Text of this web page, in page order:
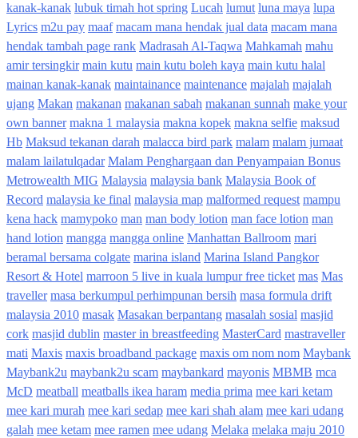
kanak-kanak lubuk timah hot spring Lucah lumut luna maya lupa
Lyrics m2u pay maaf macam mana hendak jual data macam mana
hendak tambah page rank Madrasah Al-Taqwa Mahkamah mahu
amir tersingkir main kutu main kutu boleh kaya main kutu halal
mainan kanak-kanak maintainance maintenance majalah majalah
ujang Makan makanan makanan sabah makanan sunnah make your
own banner makna 1 malaysia makna kopek makna selfie maksud
Hb Maksud tekanan darah malacca bird park malam malam jumaat
malam lailatulqadar Malam Penghargaan dan Penyampaian Bonus
Metrowealth MIG Malaysia malaysia bank Malaysia Book of
Record malaysia ke final malaysia map malformed request mampu
kena hack mamypoko man man body lotion man face lotion man
hand lotion mangga mangga online Manhattan Ballroom mari
beramal bersama colgate marina island Marina Island Pangkor
Resort & Hotel marroon 5 live in kuala lumpur free ticket mas Mas
traveller masa berkumpul perhimpunan bersih masa formula drift
malaysia 2010 masak Masakan berpantang masalah sosial masjid
cork masjid dublin master in breastfeeding MasterCard mastraveller
mati Maxis maxis broadband package maxis om nom nom Maybank
Maybank2u maybank2u scam maybankard mayonis MBMB mca
McD meatball meatballs ikea haram media prima mee kari ketam
mee kari murah mee kari sedap mee kari shah alam mee kari udang
galah mee ketam mee ramen mee udang Melaka melaka maju 2010